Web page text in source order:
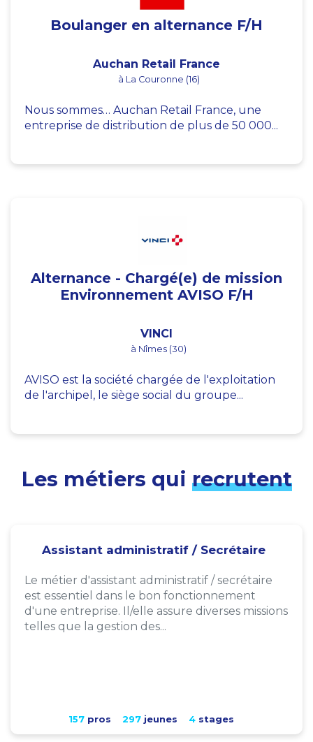
Boulanger en alternance F/H
Auchan Retail France
à La Couronne (16)
Nous sommes… Auchan Retail France, une
entreprise de distribution de plus de 50 000...
Alternance - Chargé(e) de mission
Environnement AVISO F/H
VINCI
à Nîmes (30)
AVISO est la société chargée de l'exploitation
de l'archipel, le siège social du groupe...
Les métiers qui recrutent
Assistant administratif / Secrétaire
Le métier d'assistant administratif / secrétaire
est essentiel dans le bon fonctionnement
d'une entreprise. Il/elle assure diverses missions
telles que la gestion des...
157pros 297jeunes 4stages